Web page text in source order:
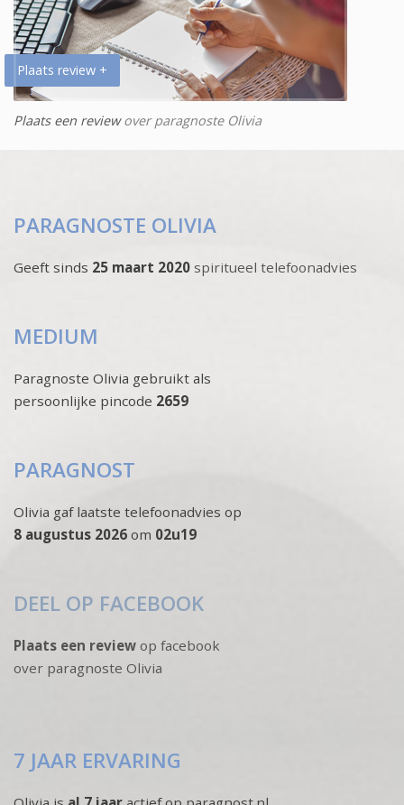
Plaats review +
Plaats een reviewover paragnoste Olivia
PARAGNOSTE OLIVIA
Geeft sinds 25 maart 2020 spiritueel telefoonadvies
MEDIUM
Paragnoste Olivia gebruikt als
persoonlijke pincode 2659
PARAGNOST
Olivia gaf laatste telefoonadvies op
8 augustus 2026 om 02u19
DEEL OP FACEBOOK
Plaats een review op facebook
over paragnoste Olivia
7 JAAR ERVARING